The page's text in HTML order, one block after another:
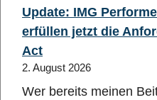
Update: IMG
erfüllen jetzt die
Act
2. August 2026
Wer bereits meinen